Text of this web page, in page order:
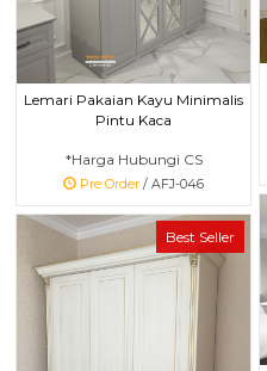
Lemari Pakaian Kayu Minimalis
Pintu Kaca
*Harga Hubungi CS
Pre Order / AFJ-046
Best Seller